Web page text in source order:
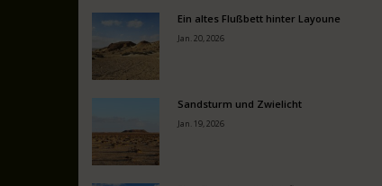
Ein altes Flußbett hinter Layoune
Jan. 20, 2026
Sandsturm und Zwielicht
Jan. 19, 2026